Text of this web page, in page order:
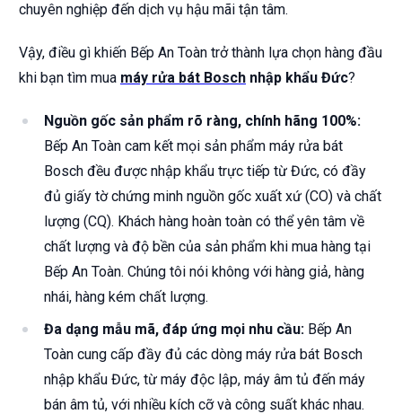
chuyên nghiệp đến dịch vụ hậu mãi tận tâm.
Vậy, điều gì khiến Bếp An Toàn trở thành lựa chọn hàng đầu
khi bạn tìm mua máy rửa bát Bosch nhập khẩu Đức?
Nguồn gốc sản phẩm rõ ràng, chính hãng 100%:
Bếp An Toàn cam kết mọi sản phẩm máy rửa bát
Bosch đều được nhập khẩu trực tiếp từ Đức, có đầy
đủ giấy tờ chứng minh nguồn gốc xuất xứ (CO) và chất
lượng (CQ). Khách hàng hoàn toàn có thể yên tâm về
chất lượng và độ bền của sản phẩm khi mua hàng tại
Bếp An Toàn. Chúng tôi nói không với hàng giả, hàng
nhái, hàng kém chất lượng.
Đa dạng mẫu mã, đáp ứng mọi nhu cầu: Bếp An
Toàn cung cấp đầy đủ các dòng máy rửa bát Bosch
nhập khẩu Đức, từ máy độc lập, máy âm tủ đến máy
bán âm tủ, với nhiều kích cỡ và công suất khác nhau.